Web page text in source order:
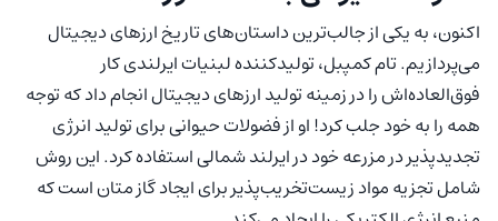
اکنون، به یکی از جالب‌ترین داستان‌های تاریخ ارزهای دیجیتال
می‌پردازیم. تام کمپبل، تولیدکننده لبنیات ایرلندی کار
فوق‌العاده‌اش را در زمینه تولید ارزهای دیجیتال انجام داد که توجه
همه را به خود جلب کرد! او از فضولات حیوانی برای تولید انرژی
تجدیدپذیر در مزرعه خود در ایرلند شمالی استفاده کرد. این روش
شامل تجزیه مواد زیست‌تخریب‌پذیر برای ایجاد گاز متان است که